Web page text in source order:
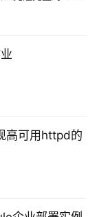
自己创建的分支
高可用httpd的